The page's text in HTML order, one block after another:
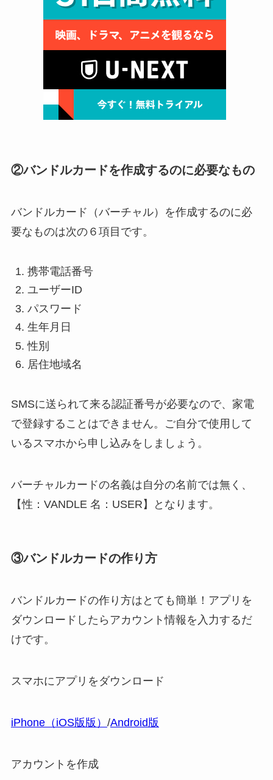
②バンドルカードを作成するのに必要なもの
バンドルカード（バーチャル）を作成するのに必
要なものは次の６項目です。
携帯電話番号
ユーザーID
パスワード
生年月日
性別
居住地域名
SMSに送られて来る認証番号が必要なので、家電
で登録することはできません。ご自分で使用して
いるスマホから申し込みをしましょう。
バーチャルカードの名義は自分の名前では無く、
【性：VANDLE 名：USER】となります。
③バンドルカードの作り方
バンドルカードの作り方はとても簡単！アプリを
ダウンロードしたらアカウント情報を入力するだ
けです。
スマホにアプリをダウンロード
iPhone（iOS版版） /Android版
アカウントを作成